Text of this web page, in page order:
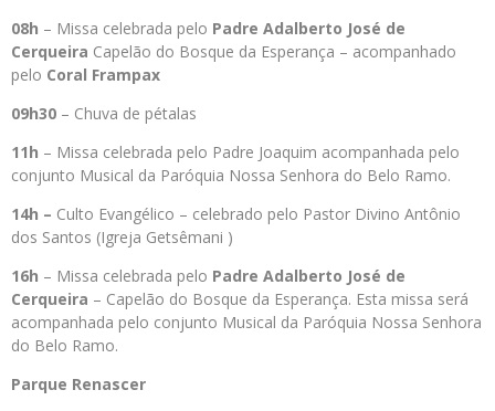
08h – Missa celebrada pelo Padre Adalberto José de
Cerqueira Capelão do Bosque da Esperança – acompanhado
pelo Coral Frampax
09h30 – Chuva de pétalas
11h – Missa celebrada pelo Padre Joaquim acompanhada pelo
conjunto Musical da Paróquia Nossa Senhora do Belo Ramo.
14h – Culto Evangélico – celebrado pelo Pastor Divino Antônio
dos Santos (Igreja Getsêmani )
16h – Missa celebrada pelo Padre Adalberto José de
Cerqueira – Capelão do Bosque da Esperança. Esta missa será
acompanhada pelo conjunto Musical da Paróquia Nossa Senhora
do Belo Ramo.
Parque Renascer